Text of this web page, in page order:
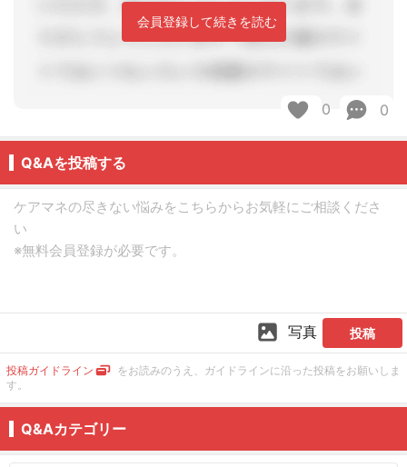
会員登録して続きを読む
0 0
Q&Aを投稿する
写真 投稿
投稿ガイドライン
をお読みのうえ、ガイドラインに沿った投稿をお願いしま
す。
Q&Aカテゴリー